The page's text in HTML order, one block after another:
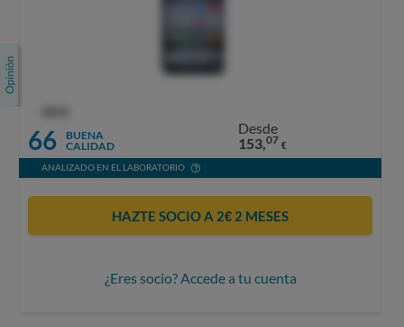
66
BUENA
CALIDAD
Desde
153,07 €
ANALIZADO EN EL LABORATORIO
HAZTE SOCIO A 2€ 2 MESES
¿Eres socio? Accede a tu cuenta